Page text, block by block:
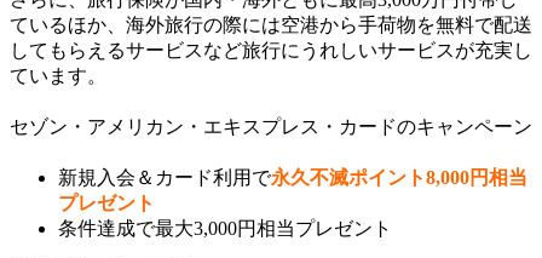
ているほか、海外旅行の際には空港から手荷物を無料で配送
してもらえるサービスなど旅行にうれしいサービスが充実し
ています。
セゾン・アメリカン・エキスプレス・カードのキャンペーン
新規入会＆カード利用で永久不滅ポイント8,000円相当
プレゼント
条件達成で最大3,000円相当プレゼント